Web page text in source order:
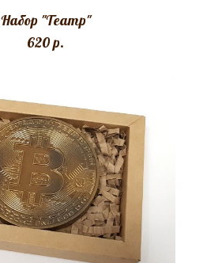
Набор "Театр"
620 p.